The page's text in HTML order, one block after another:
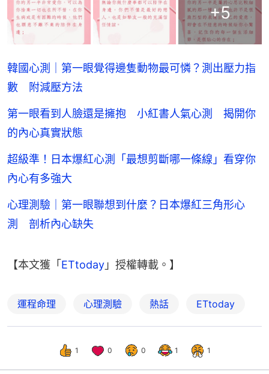
+5
韓國心測｜第一眼覺得邊隻動物最可憐？測出壓力指
數 附減壓方法
第一眼看到人臉還是擁抱 小紅書人氣心測 揭開你
的內心真實狀態
超級準！日本爆紅心測「最想剪斷哪一條線」看穿你
內心有多強大
心理測驗｜第一眼聯想到什麼？日本爆紅三角形心
測 剖析內心缺失
【本文獲「 ETtoday 」授權轉載。】
運程命理 心理測驗 熱話 ETtoday
1 0 0 1 1